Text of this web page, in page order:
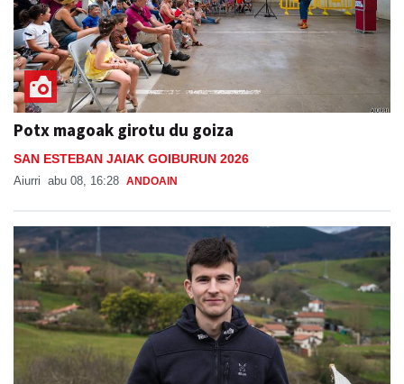
Potx magoak girotu du goiza
SAN ESTEBAN JAIAK GOIBURUN 2026
Aiurri abu 08, 16:28 ANDOAIN